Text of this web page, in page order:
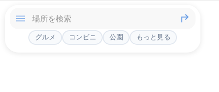
グルメ コンビニ 公園 もっと見る